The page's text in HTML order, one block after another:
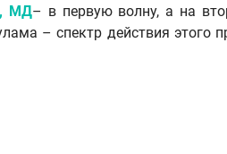
МД– в первую волну, а на
– спектр действия этого